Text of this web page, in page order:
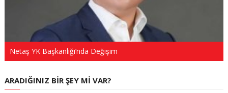
Netaş YK Başkanlığı’nda Değişim
ARADIĞINIZ BIR ŞEY MI VAR?